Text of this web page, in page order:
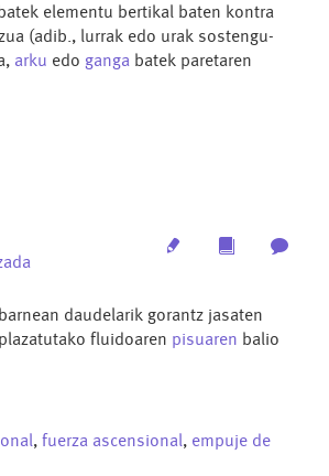
elementu bertikal baten kontra
(adib., lurrak edo urak sostengu-
arku edo ganga batek paretaren
Multimedia
barnean daudelarik gorantz jasaten
fluidoaren pisuaren balio
,fuerza ascensional, empuje de